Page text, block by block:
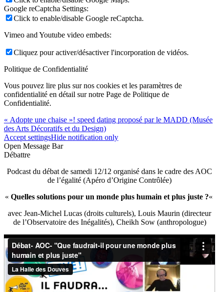
Google reCaptcha Settings:
Click to enable/disable Google reCaptcha.
Vimeo and Youtube video embeds:
Cliquez pour activer/désactiver l'incorporation de vidéos.
Politique de Confidentialité
Vous pouvez lire plus sur nos cookies et les paramètres de
confidentialité en détail sur notre Page de Politique de
Confidentialité.
« Adopte une chaise »! speed dating proposé par le MADD (Musée
des Arts Décoratifs et du Design)
Accept settingsHide notification only
Open Message Bar
Débattre
Podcast du débat de samedi 12/12 organisé dans le cadre des AOC
de l’égalité (Apéro d’Origine Contrôlée)
« Quelles solutions pour un monde plus humain et plus juste ?«
avec Jean-Michel Lucas (droits culturels), Louis Maurin (directeur
de l’Observatoire des Inégalités), Cheikh Sow (anthropologue)